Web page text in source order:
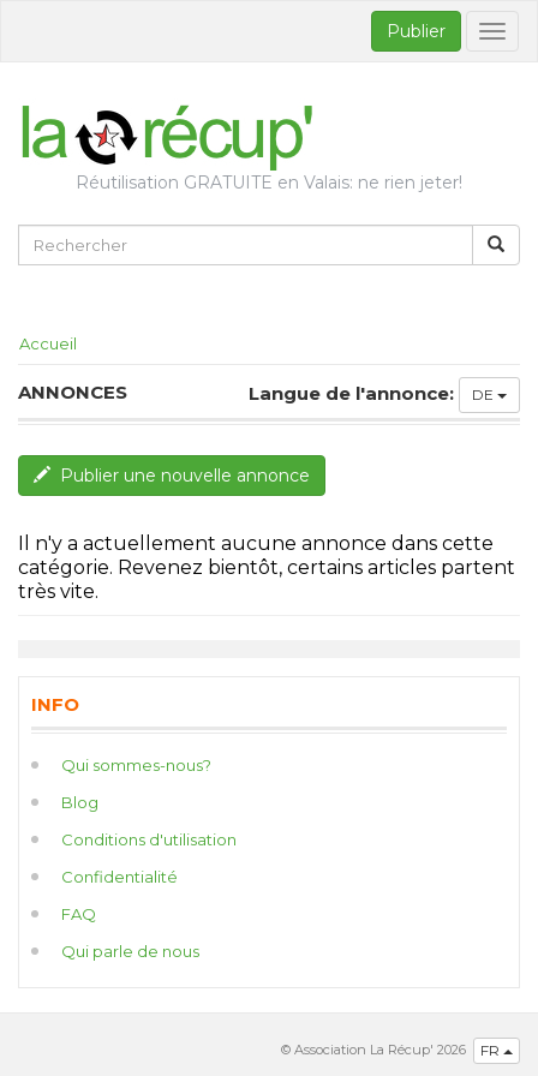
Publier
Réutilisation GRATUITE en Valais: ne rien jeter!
Accueil
ANNONCES Langue de l'annonce: DE
Publier une nouvelle annonce
Il n'y a actuellement aucune annonce dans cette
catégorie. Revenez bientôt, certains articles partent
très vite.
INFO
Qui sommes-nous?
Blog
Conditions d'utilisation
Confidentialité
FAQ
Qui parle de nous
FR
© Association La Récup' 2026